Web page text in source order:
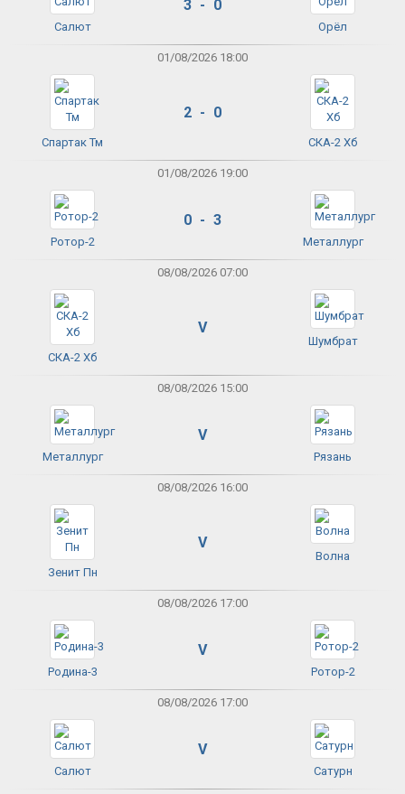
Салют
3 - 0
Орёл
01/08/2026 18:00
Спартак Тм
2 - 0
СКА-2 Хб
01/08/2026 19:00
Ротор-2
0 - 3
Металлург
08/08/2026 07:00
СКА-2 Хб
V
Шумбрат
08/08/2026 15:00
Металлург
V
Рязань
08/08/2026 16:00
Зенит Пн
V
Волна
08/08/2026 17:00
Родина-3
V
Ротор-2
08/08/2026 17:00
Салют
V
Сатурн